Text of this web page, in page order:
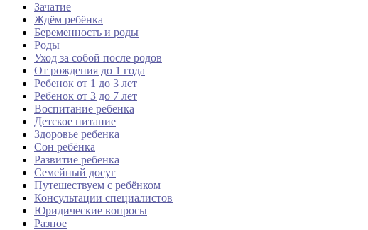
Зачатие
Ждём ребёнка
Беременность и роды
Роды
Уход за собой после родов
От рождения до 1 года
Ребенок от 1 до 3 лет
Ребенок от 3 до 7 лет
Воспитание ребенка
Детское питание
Здоровье ребенка
Сон ребёнка
Развитие ребенка
Семейный досуг
Путешествуем с ребёнком
Консультации специалистов
Юридические вопросы
Разное